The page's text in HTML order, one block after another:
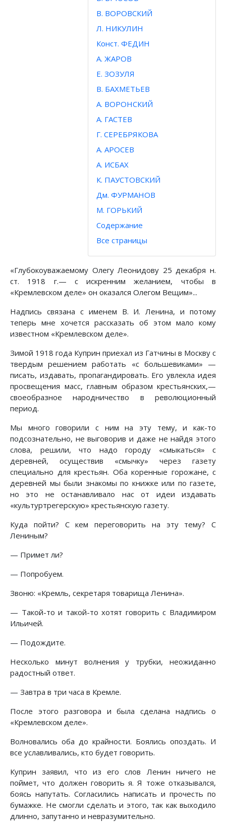
В. ВОРОВСКИЙ
Л. НИКУЛИН
Конст. ФЕДИН
А. ЖАРОВ
Е. ЗОЗУЛЯ
В. БАХМЕТЬЕВ
А. ВОРОНСКИЙ
А. ГАСТЕВ
Г. СЕРЕБРЯКОВА
A. APOCEB
А. ИСБАХ
К. ПАУСТОВСКИЙ
Дм. ФУРМАНОВ
М. ГОРЬКИЙ
Содержание
Все страницы
«Глубокоуважаемому Олегу Леонидову 25 декабря н.
ст. 1918 г.— с искренним желанием, чтобы в
«Кремлевском деле» он оказался Олегом Вещим»...
Надпись связана с именем В. И. Ленина, и потому
теперь мне хочется рассказать об этом мало кому
известном «Кремлевском деле».
Зимой 1918 года Куприн приехал из Гатчины в Москву с
твердым решением работать «с большевиками» —
писать, издавать, пропагандировать. Его увлекла идея
просвещения масс, главным образом крестьянских,—
своеобразное народничество в революционный
период.
Мы много говорили с ним на эту тему, и как-то
подсознательно, не выговорив и даже не найдя этого
слова, решили, что надо городу «смыкаться» с
деревней, осуществив «смычку» через газету
специально для крестьян. Оба коренные горожане, с
деревней мы были знакомы по книжке или по газете,
но это не останавливало нас от идеи издавать
«культуртрегерскую» крестьянскую газету.
Куда пойти? С кем переговорить на эту тему? С
Лениным?
— Примет ли?
— Попробуем.
Звоню: «Кремль, секретаря товарища Ленина».
— Такой-то и такой-то хотят говорить с Владимиром
Ильичей.
— Подождите.
Несколько минут волнения у трубки, неожиданно
радостный ответ.
— Завтра в три часа в Кремле.
После этого разговора и была сделана надпись о
«Кремлевском деле».
Волновались оба до крайности. Боялись опоздать. И
все уславливались, кто будет говорить.
Куприн заявил, что из его слов Ленин ничего не
поймет, что должен говорить я. Я тоже отказывался,
боясь напутать. Согласились написать и прочесть по
бумажке. Не смогли сделать и этого, так как выходило
длинно, запутанно и невразумительно.